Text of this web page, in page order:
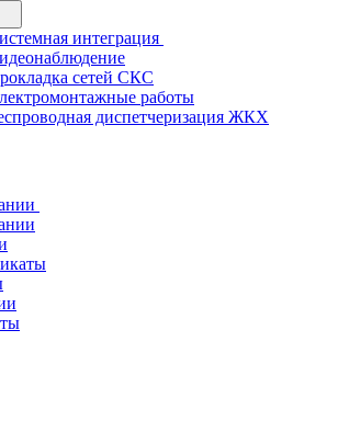
интеграция
сетей СКС
работы
диспетчеризация ЖКХ